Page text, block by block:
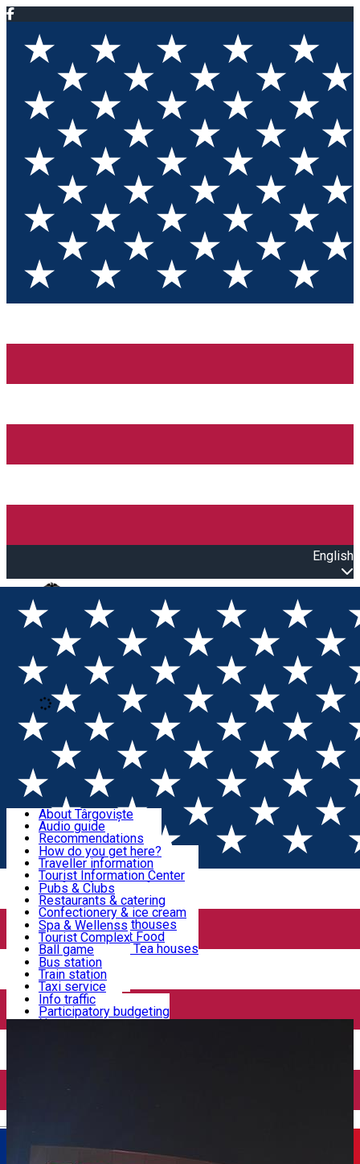
English
Open main menu
Loading
Sign In
Sign Up Free
Discover Târgoviște
Useful information!
Accommodation & Food
Activities
Transportation & Parking
We keep you informed!
About Târgoviște
Audio guide
Recommendations
Parks & Zoo
Church & monasteries
Art & culture
Event organizers
Legends and stories
Târgoviște in pictures
How do you get here?
Traveller information
Tourist Information Center
Useful information for locals
Community
Pubs & Clubs
Restaurants & catering
Confectionery & ice cream
Hotels and guesthouses
Pizzerias & Fast Food
Coffee places & Tea houses
Spa & Wellenss
Tourist Complex
Ball game
Swimming
Sport clubs
Playgrounds
Bus station
Train station
Taxi service
Rent a car
Car wash
Parking places
Info traffic
Participatory budgeting
News
Home Auto Service ROADMAN AUTO - Perfekt Auto